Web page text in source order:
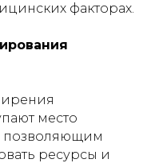
факторах.
место
позволяющим
ресурсы и